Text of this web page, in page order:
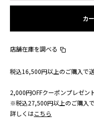
カ
店舗在庫を調べる
税込16,500円以上のご購入で
2,000円OFFクーポンプレゼン
※税込27,500円以上のご購入で
詳しくはこちら